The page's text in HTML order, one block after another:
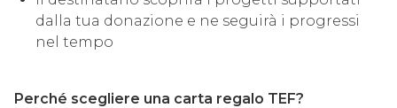
dalla tua donazione e ne seguirà i progressi
nel tempo
Perché scegliere una carta regalo TEF?